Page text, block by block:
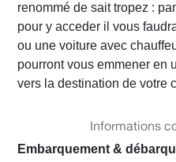
renommé de sait tropez :
pour y acceder il vous
ou une voiture avec
pourront vous emmener en
vers la destination de votre
Informations
Embarquement &